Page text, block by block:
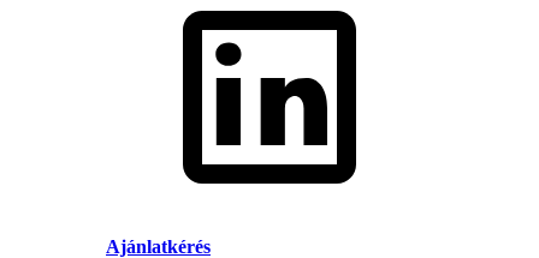
Ajánlatkérés